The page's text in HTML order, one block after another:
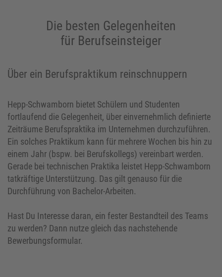
Die besten Gelegenheiten
für Berufseinsteiger
Über ein Berufspraktikum reinschnuppern
Hepp-Schwamborn bietet Schülern und Studenten
fortlaufend die Gelegenheit, über einvernehmlich definierte
Zeiträume Berufspraktika im Unternehmen durchzuführen.
Ein solches Praktikum kann für mehrere Wochen bis hin zu
einem Jahr (bspw. bei Berufskollegs) vereinbart werden.
Gerade bei technischen Praktika leistet Hepp-Schwamborn
tatkräftige Unterstützung. Das gilt genauso für die
Durchführung von Bachelor-Arbeiten.
Hast Du Interesse daran, ein fester Bestandteil des Teams
zu werden? Dann nutze gleich das nachstehende
Bewerbungsformular.